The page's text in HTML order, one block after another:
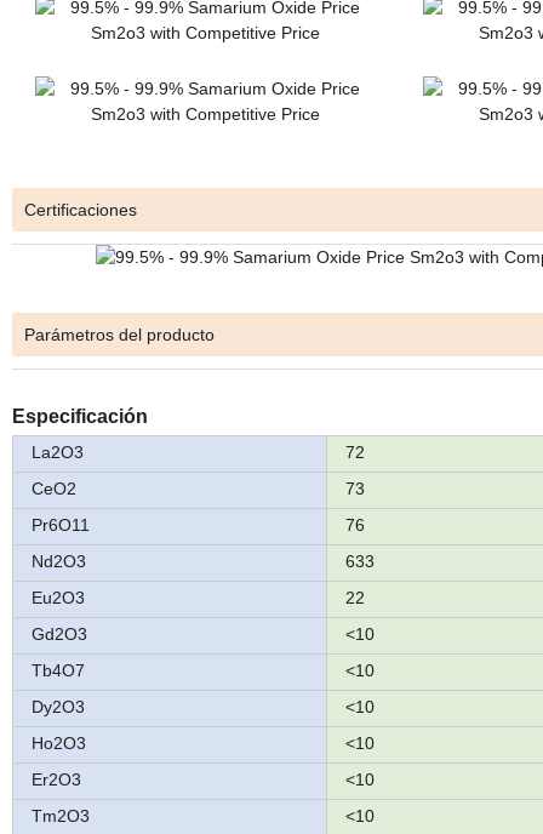
Certificaciones
Parámetros del producto
Especificación
La2O3
72
CeO2
73
Pr6O11
76
Nd2O3
633
Eu2O3
22
Gd2O3
<10
Tb4O7
<10
Dy2O3
<10
Ho2O3
<10
Er2O3
<10
Tm2O3
<10